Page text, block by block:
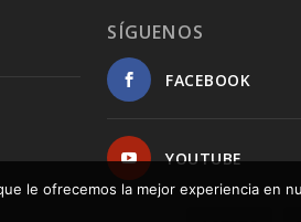
SÍGUENOS
FACEBOOK
YOUTUBE
le ofrecemos la mejor experiencia